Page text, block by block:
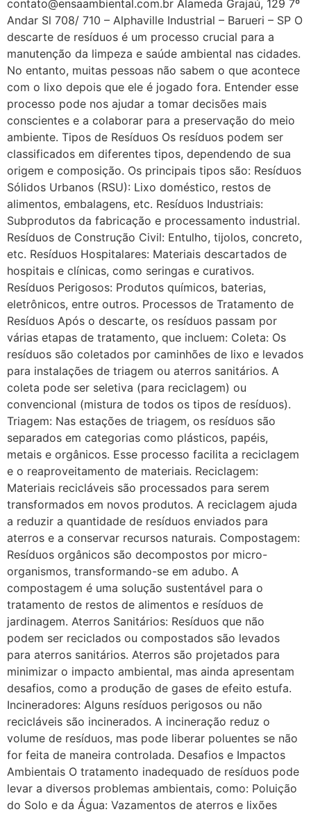
contato@ensaambiental.com.br Alameda Grajaú, 129 7º
Andar Sl 708/ 710 – Alphaville Industrial – Barueri – SP O
descarte de resíduos é um processo crucial para a
manutenção da limpeza e saúde ambiental nas cidades.
No entanto, muitas pessoas não sabem o que acontece
com o lixo depois que ele é jogado fora. Entender esse
processo pode nos ajudar a tomar decisões mais
conscientes e a colaborar para a preservação do meio
ambiente. Tipos de Resíduos Os resíduos podem ser
classificados em diferentes tipos, dependendo de sua
origem e composição. Os principais tipos são: Resíduos
Sólidos Urbanos (RSU): Lixo doméstico, restos de
alimentos, embalagens, etc. Resíduos Industriais:
Subprodutos da fabricação e processamento industrial.
Resíduos de Construção Civil: Entulho, tijolos, concreto,
etc. Resíduos Hospitalares: Materiais descartados de
hospitais e clínicas, como seringas e curativos.
Resíduos Perigosos: Produtos químicos, baterias,
eletrônicos, entre outros. Processos de Tratamento de
Resíduos Após o descarte, os resíduos passam por
várias etapas de tratamento, que incluem: Coleta: Os
resíduos são coletados por caminhões de lixo e levados
para instalações de triagem ou aterros sanitários. A
coleta pode ser seletiva (para reciclagem) ou
convencional (mistura de todos os tipos de resíduos).
Triagem: Nas estações de triagem, os resíduos são
separados em categorias como plásticos, papéis,
metais e orgânicos. Esse processo facilita a reciclagem
e o reaproveitamento de materiais. Reciclagem:
Materiais recicláveis são processados para serem
transformados em novos produtos. A reciclagem ajuda
a reduzir a quantidade de resíduos enviados para
aterros e a conservar recursos naturais. Compostagem:
Resíduos orgânicos são decompostos por micro-
organismos, transformando-se em adubo. A
compostagem é uma solução sustentável para o
tratamento de restos de alimentos e resíduos de
jardinagem. Aterros Sanitários: Resíduos que não
podem ser reciclados ou compostados são levados
para aterros sanitários. Aterros são projetados para
minimizar o impacto ambiental, mas ainda apresentam
desafios, como a produção de gases de efeito estufa.
Incineradores: Alguns resíduos perigosos ou não
recicláveis são incinerados. A incineração reduz o
volume de resíduos, mas pode liberar poluentes se não
for feita de maneira controlada. Desafios e Impactos
Ambientais O tratamento inadequado de resíduos pode
levar a diversos problemas ambientais, como: Poluição
do Solo e da Água: Vazamentos de aterros e lixões